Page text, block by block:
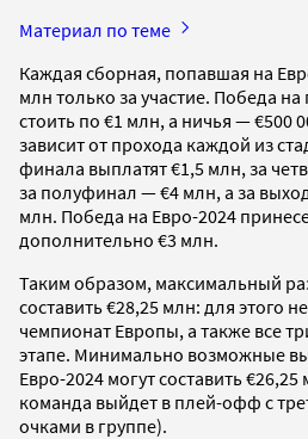
Материал по теме
Каждая сборная, попавшая на
млн только за участие. Победа
стоить по €1 млн, а ничья — €500
зависит от прохода каждой из
финала выплатят €1,5 млн, за
за полуфинал — €4 млн, а за
млн. Победа на Евро-2024
дополнительно €3 млн.
Таким образом, максимальный
составить €28,25 млн: для этого
чемпионат Европы, а также все
этапе. Минимально возможные
Евро-2024 могут составить €26,25
команда выйдет в плей-офф с
очками в группе).